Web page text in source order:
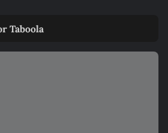
críticas sobre turnê:...
SONORA
Taboola